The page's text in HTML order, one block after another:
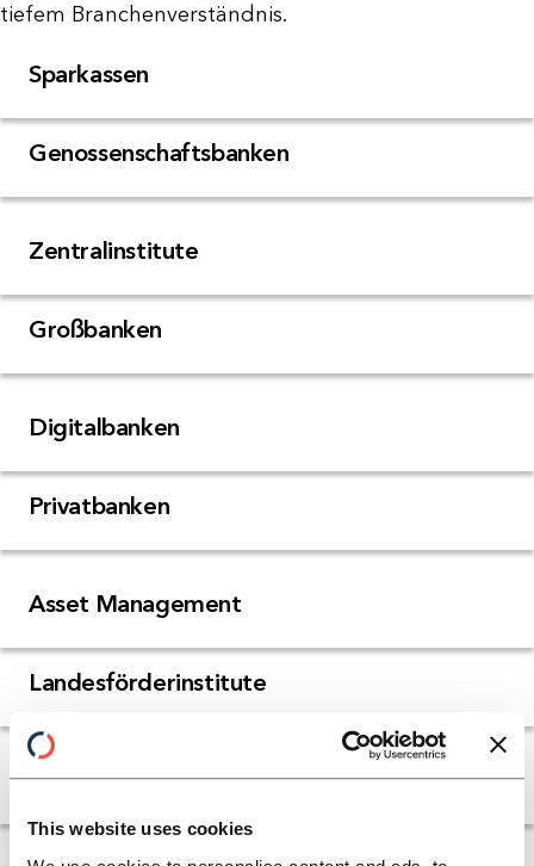
This website uses cookies
tiefem Branchenverständnis.
Sparkassen
Genossenschaftsbanken
Zentralinstitute
Großbanken
Digitalbanken
Privatbanken
Asset Management
Landesförderinstitute
Realkreditinstitute
Kantonalbanken